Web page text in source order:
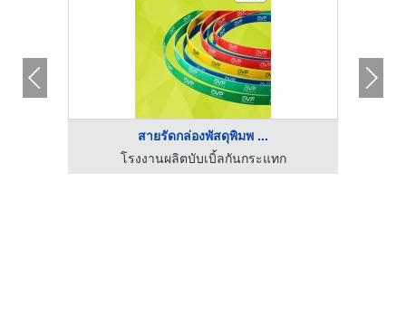
สายรัดกล่องพัสดุพิมพ ...
โรงงานผลิตบับเบิ้ลกันกระแทก